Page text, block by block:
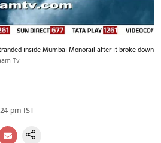
inside Mumbai Monorail after it broke down
Tv
pm IST